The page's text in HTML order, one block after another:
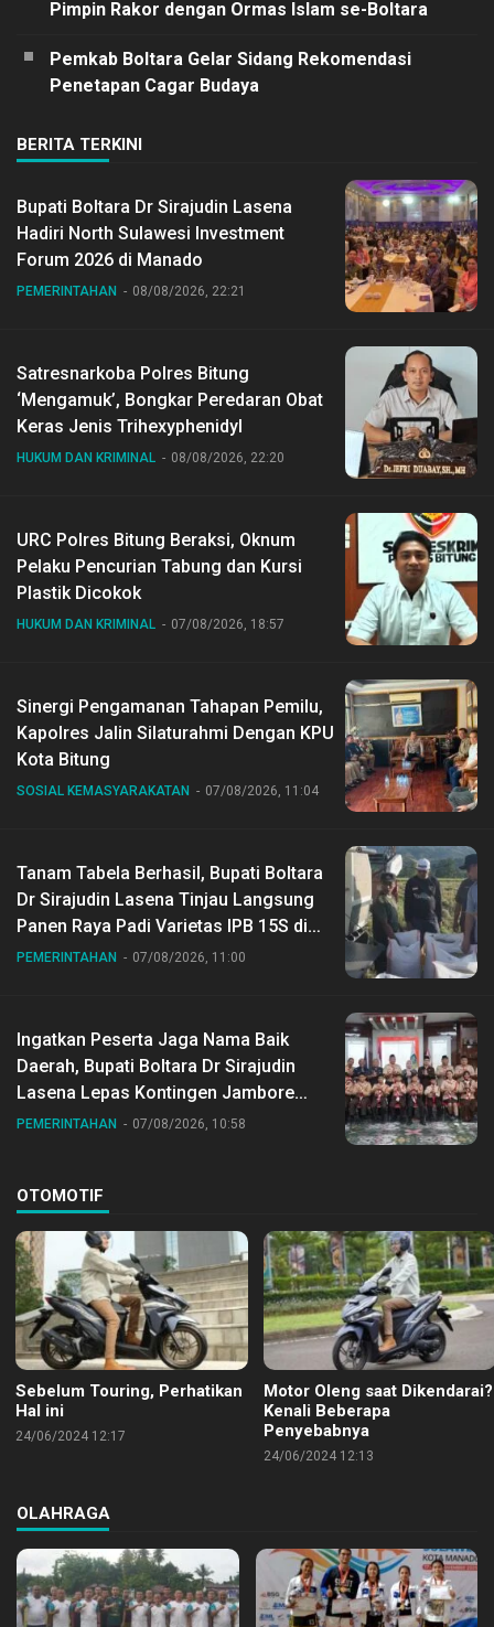
Pimpin Rakor dengan Ormas Islam se-Boltara
Pemkab Boltara Gelar Sidang Rekomendasi
Penetapan Cagar Budaya
BERITA TERKINI
Bupati Boltara Dr Sirajudin Lasena
Hadiri North Sulawesi Investment
Forum 2026 di Manado
PEMERINTAHAN 08/08/2026, 22:21
Satresnarkoba Polres Bitung
‘Mengamuk’, Bongkar Peredaran Obat
Keras Jenis Trihexyphenidyl
HUKUM DAN KRIMINAL 08/08/2026, 22:20
URC Polres Bitung Beraksi, Oknum
Pelaku Pencurian Tabung dan Kursi
Plastik Dicokok
HUKUM DAN KRIMINAL 07/08/2026, 18:57
Sinergi Pengamanan Tahapan Pemilu,
Kapolres Jalin Silaturahmi Dengan KPU
Kota Bitung
SOSIAL KEMASYARAKATAN 07/08/2026, 11:04
Tanam Tabela Berhasil, Bupati Boltara
Dr Sirajudin Lasena Tinjau Langsung
Panen Raya Padi Varietas IPB 15S di
Desa Gihang
PEMERINTAHAN 07/08/2026, 11:00
Ingatkan Peserta Jaga Nama Baik
Daerah, Bupati Boltara Dr Sirajudin
Lasena Lepas Kontingen Jambore
Nasional ke XII di Buperta Cibubur
PEMERINTAHAN 07/08/2026, 10:58
OTOMOTIF
Sebelum Touring, Perhatikan
Hal ini
24/06/2024 12:17
Motor Oleng saat Dikendarai?
Kenali Beberapa
Penyebabnya
24/06/2024 12:13
OLAHRAGA